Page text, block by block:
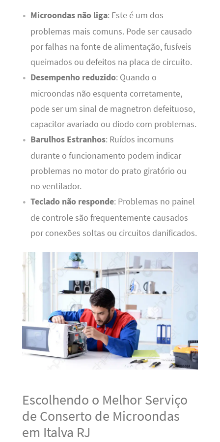
Microondas não liga: Este é um dos
problemas mais comuns. Pode ser causado
por falhas na fonte de alimentação, fusíveis
queimados ou defeitos na placa de circuito.
Desempenho reduzido: Quando o
microondas não esquenta corretamente,
pode ser um sinal de magnetron defeituoso,
capacitor avariado ou diodo com problemas.
Barulhos Estranhos: Ruídos incomuns
durante o funcionamento podem indicar
problemas no motor do prato giratório ou
no ventilador.
Teclado não responde: Problemas no painel
de controle são frequentemente causados
por conexões soltas ou circuitos danificados.
Escolhendo o Melhor Serviço
de Conserto de Microondas
em Italva RJ